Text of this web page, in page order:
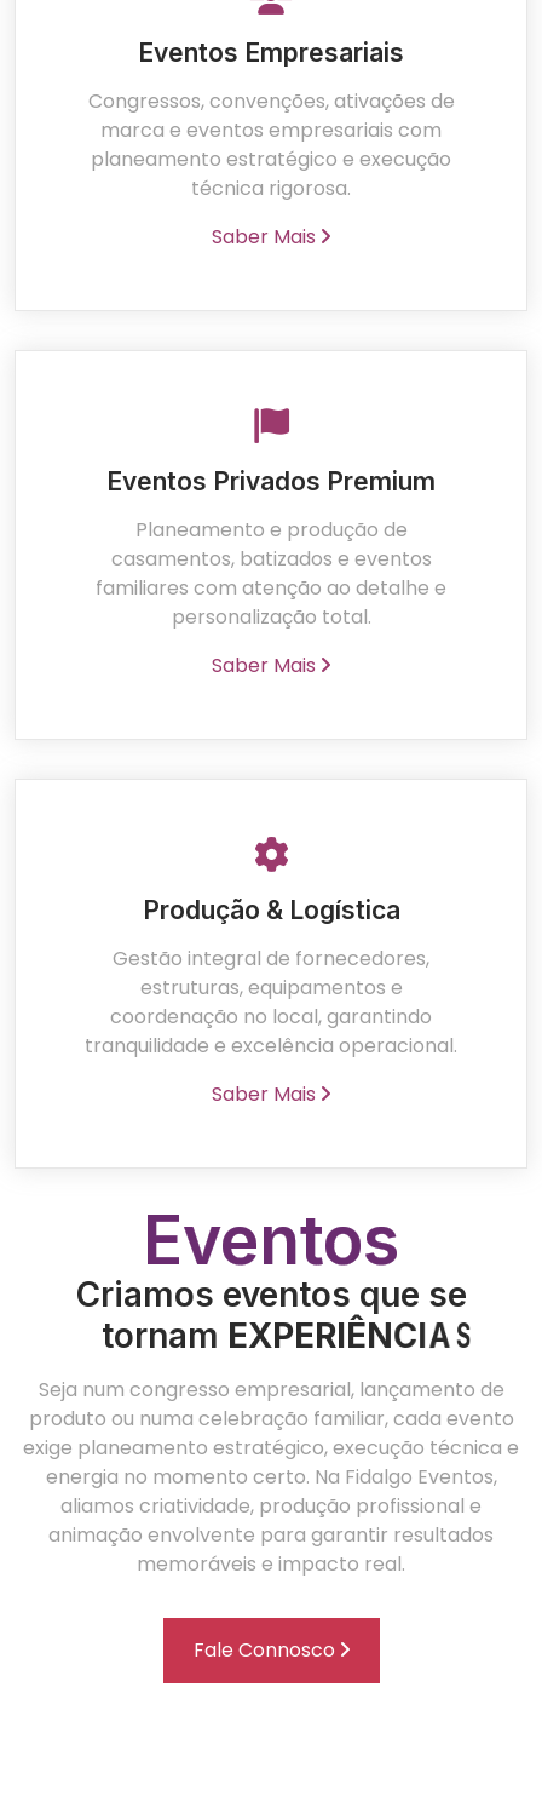
Eventos Empresariais
Congressos, convenções, ativações de
marca e eventos empresariais com
planeamento estratégico e execução
técnica rigorosa.
Saber Mais
Eventos Privados Premium
Planeamento e produção de
casamentos, batizados e eventos
familiares com atenção ao detalhe e
personalização total.
Saber Mais
Produção & Logística
Gestão integral de fornecedores,
estruturas, equipamentos e
coordenação no local, garantindo
tranquilidade e excelência operacional.
Saber Mais
Eventos
Criamos eventos que se
tornam MOMENTOS
MEMORÁVEIS
EXPERIÊNCIAS
Únicas
Seja num congresso empresarial, lançamento de
produto ou numa celebração familiar, cada evento
exige planeamento estratégico, execução técnica e
energia no momento certo. Na Fidalgo Eventos,
aliamos criatividade, produção profissional e
animação envolvente para garantir resultados
memoráveis e impacto real.
Fale Connosco